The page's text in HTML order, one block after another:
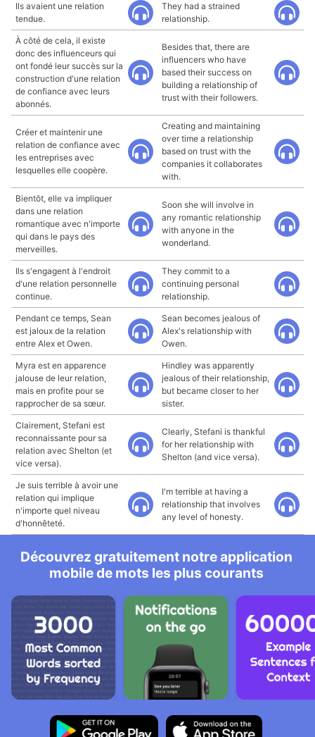
Ils avaient une relation
tendue.
They had a strained
relationship.
À côté de cela, il existe
donc des influenceurs qui
ont fondé leur succès sur la
construction d'une relation
de confiance avec leurs
abonnés.
Besides that, there are
influencers who have
based their success on
building a relationship of
trust with their followers.
Créer et maintenir une
relation de confiance avec
les entreprises avec
lesquelles elle coopère.
Creating and maintaining
over time a relationship
based on trust with the
companies it collaborates
with.
Bientôt, elle va impliquer
dans une relation
romantique avec n'importe
qui dans le pays des
merveilles.
Soon she will involve in
any romantic relationship
with anyone in the
wonderland.
Ils s'engagent à l'endroit
d'une relation personnelle
continue.
They commit to a
continuing personal
relationship.
Pendant ce temps, Sean
est jaloux de la relation
entre Alex et Owen.
Sean becomes jealous of
Alex's relationship with
Owen.
Myra est en apparence
jalouse de leur relation,
mais en profite pour se
rapprocher de sa sœur.
Hindley was apparently
jealous of their relationship,
but became closer to her
sister.
Clairement, Stefani est
reconnaissante pour sa
relation avec Shelton (et
vice versa).
Clearly, Stefani is thankful
for her relationship with
Shelton (and vice versa).
Je suis terrible à avoir une
relation qui implique
n'importe quel niveau
d'honnêteté.
I'm terrible at having a
relationship that involves
any level of honesty.
Découvrez gratuitement notre application
mobile de mots les plus courants